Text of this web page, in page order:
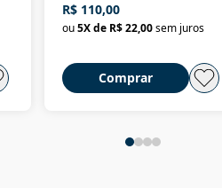
Nova República (1985-
2018)
R$ 110,00
ou5X de R$ 22,00sem juros
Comprar